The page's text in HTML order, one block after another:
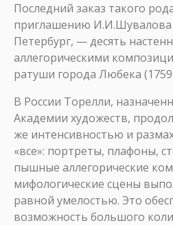
Последний заказ такого
приглашению И.И.Шувалова
Петербург, — десять
аллегорическими
ратуши города Любека
В России Торелли,
Академии художеств,
же интенсивностью и
«все»: портреты, плафоны,
пышные аллегорические
мифологические сцены
равной умелостью. Это
возможность большого